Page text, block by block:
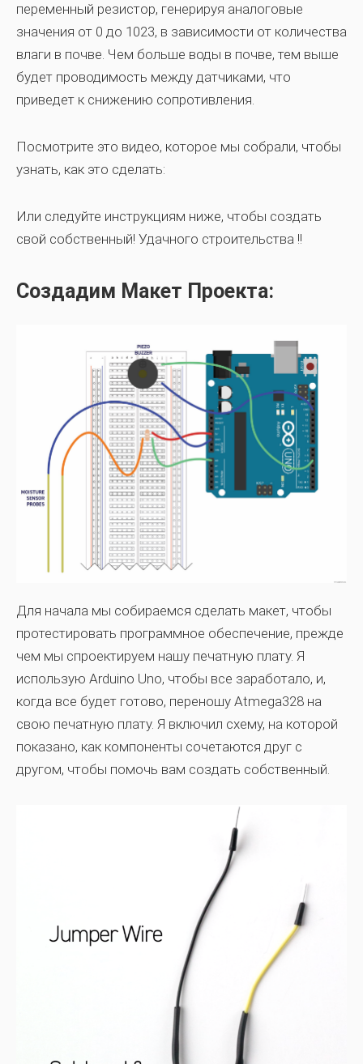
переменный резистор, генерируя аналоговые
значения от 0 до 1023, в зависимости от количества
влаги в почве. Чем больше воды в почве, тем выше
будет проводимость между датчиками, что
приведет к снижению сопротивления.
Посмотрите это видео, которое мы собрали, чтобы
узнать, как это сделать:
Или следуйте инструкциям ниже, чтобы создать
свой собственный! Удачного строительства !!
Создадим Макет Проекта:
Для начала мы собираемся сделать макет, чтобы
протестировать программное обеспечение, прежде
чем мы спроектируем нашу печатную плату. Я
использую Arduino Uno, чтобы все заработало, и,
когда все будет готово, переношу Atmega328 на
свою печатную плату. Я включил схему, на которой
показано, как компоненты сочетаются друг с
другом, чтобы помочь вам создать собственный.